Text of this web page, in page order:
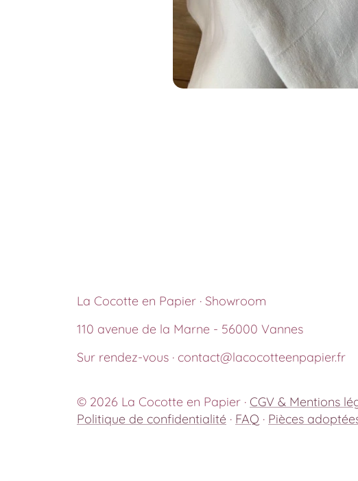
La Cocotte en Papier · Showroom
110 avenue de la Marne - 56000 Vannes
Sur rendez-vous · contact@lacocotteenpapier.fr
© 2026 La Cocotte en Papier · CGV & Mentions
Politique de confidentialité · FAQ · Pièces